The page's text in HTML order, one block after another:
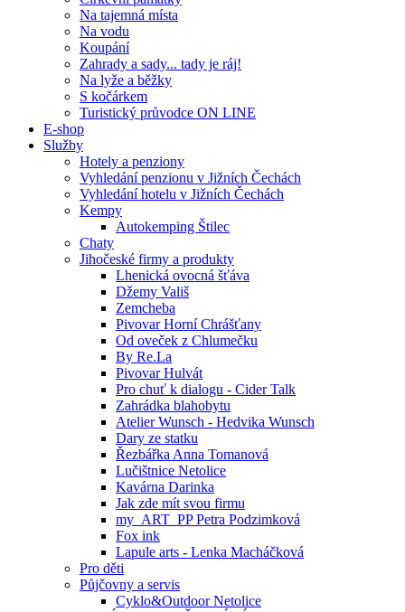
Na tajemná místa
Na vodu
Koupání
Zahrady a sady... tady je ráj!
Na lyže a běžky
S kočárkem
Turistický průvodce ON LINE
E-shop
Služby
Hotely a penziony
Vyhledání penzionu v Jižních Čechách
Vyhledání hotelu v Jižních Čechách
Kempy
Autokemping Štilec
Chaty
Jihočeské firmy a produkty
Lhenická ovocná šťáva
Džemy Vališ
Zemcheba
Pivovar Horní Chrášťany
Od oveček z Chlumečku
By Re.La
Pivovar Hulvát
Pro chuť k dialogu - Cider Talk
Zahrádka blahobytu
Atelier Wunsch - Hedvika Wunsch
Dary ze statku
Řezbářka Anna Tomanová
Lučištnice Netolice
Kavárna Darinka
Jak zde mít svou firmu
my_ART_PP Petra Podzimková
Fox ink
Lapule arts - Lenka Macháčková
Pro děti
Půjčovny a servis
Cyklo&Outdoor Netolice